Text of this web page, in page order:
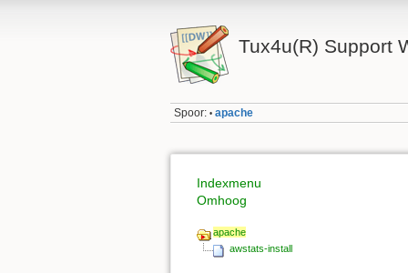
Tux4u(R) Support
Spoor: • apache
Indexmenu
Omhoog
apache
awstats-install